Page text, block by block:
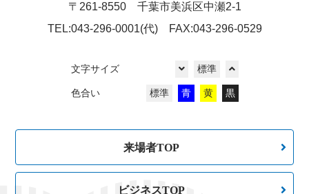
〒261-8550 千葉市美浜区中瀬2-1
TEL:043-296-0001(代) FAX:043-296-0529
文字サイズ 標準
色合い 標準 青 黄 黒
来場者TOP
ビジネスTOP